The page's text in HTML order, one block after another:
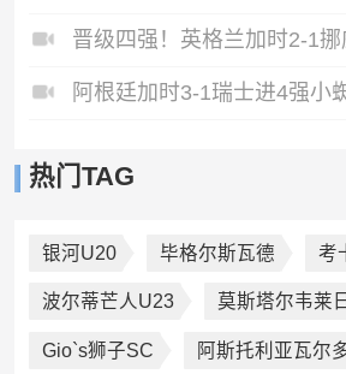
热门TAG
银河U20 毕格尔斯瓦德 考
波尔蒂芒人U23 莫斯塔尔韦莱日
Gio`s狮子SC 阿斯托利亚瓦尔